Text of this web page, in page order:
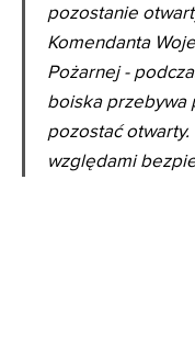
pozostanie
Komendanta
Pożarnej -
boiska przebywa
pozostać
względami